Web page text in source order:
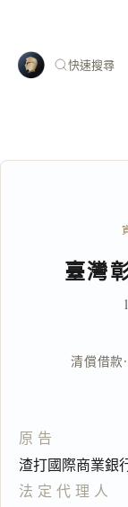
快速搜尋
臺灣
清償借款·
原告
渣打國際商業銀
法定代理人